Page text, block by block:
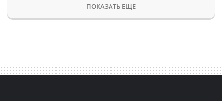
ПОКАЗАТЬ ЕЩЕ